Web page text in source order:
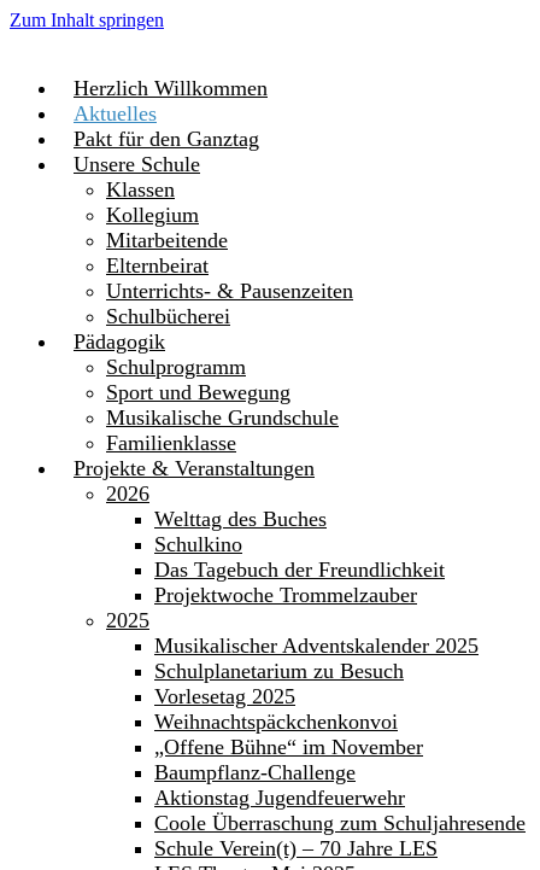
Zum Inhalt springen
Herzlich Willkommen
Aktuelles
Pakt für den Ganztag
Unsere Schule
Klassen
Kollegium
Mitarbeitende
Elternbeirat
Unterrichts- & Pausenzeiten
Schulbücherei
Pädagogik
Schulprogramm
Sport und Bewegung
Musikalische Grundschule
Familienklasse
Projekte & Veranstaltungen
2026
Welttag des Buches
Schulkino
Das Tagebuch der Freundlichkeit
Projektwoche Trommelzauber
2025
Musikalischer Adventskalender 2025
Schulplanetarium zu Besuch
Vorlesetag 2025
Weihnachtspäckchenkonvoi
„Offene Bühne“ im November
Baumpflanz-Challenge
Aktionstag Jugendfeuerwehr
Coole Überraschung zum Schuljahresende
Schule Verein(t) – 70 Jahre LES